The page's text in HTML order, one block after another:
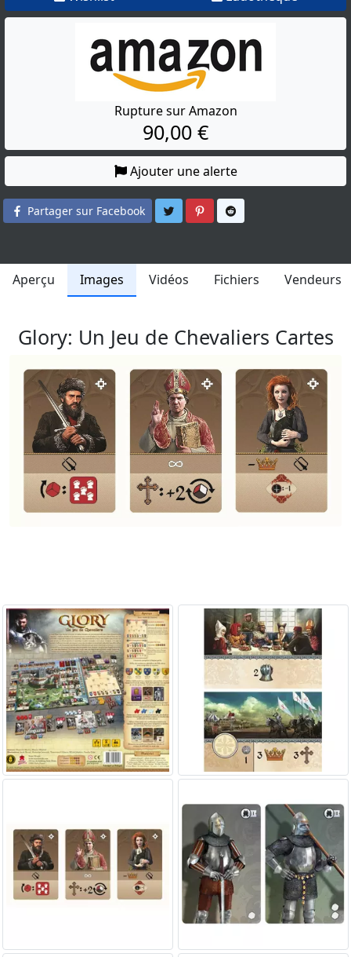
Rupture sur Amazon
90,00 €
Ajouter une alerte
Partager sur Facebook Partager sur Twitter
Partager sur Pinterest
Aperçu Images Vidéos Fichiers Vendeurs
Glory: Un Jeu de Chevaliers Cartes